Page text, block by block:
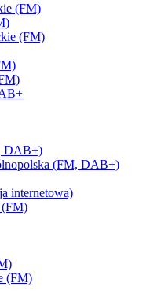
(FM)
(FM)
DAB+)
(FM, DAB+)
internetowa)
(FM)
(FM)